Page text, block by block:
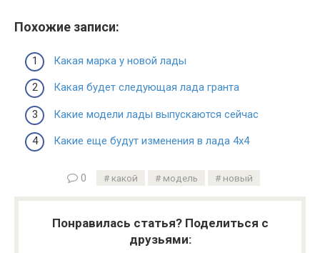
Похожие записи:
Какая марка у новой лады
Какая будет следующая лада гранта
Какие модели лады выпускаются сейчас
Какие еще будут изменения в лада 4х4
0 какой модель новый
Понравилась статья? Поделиться с
друзьями: